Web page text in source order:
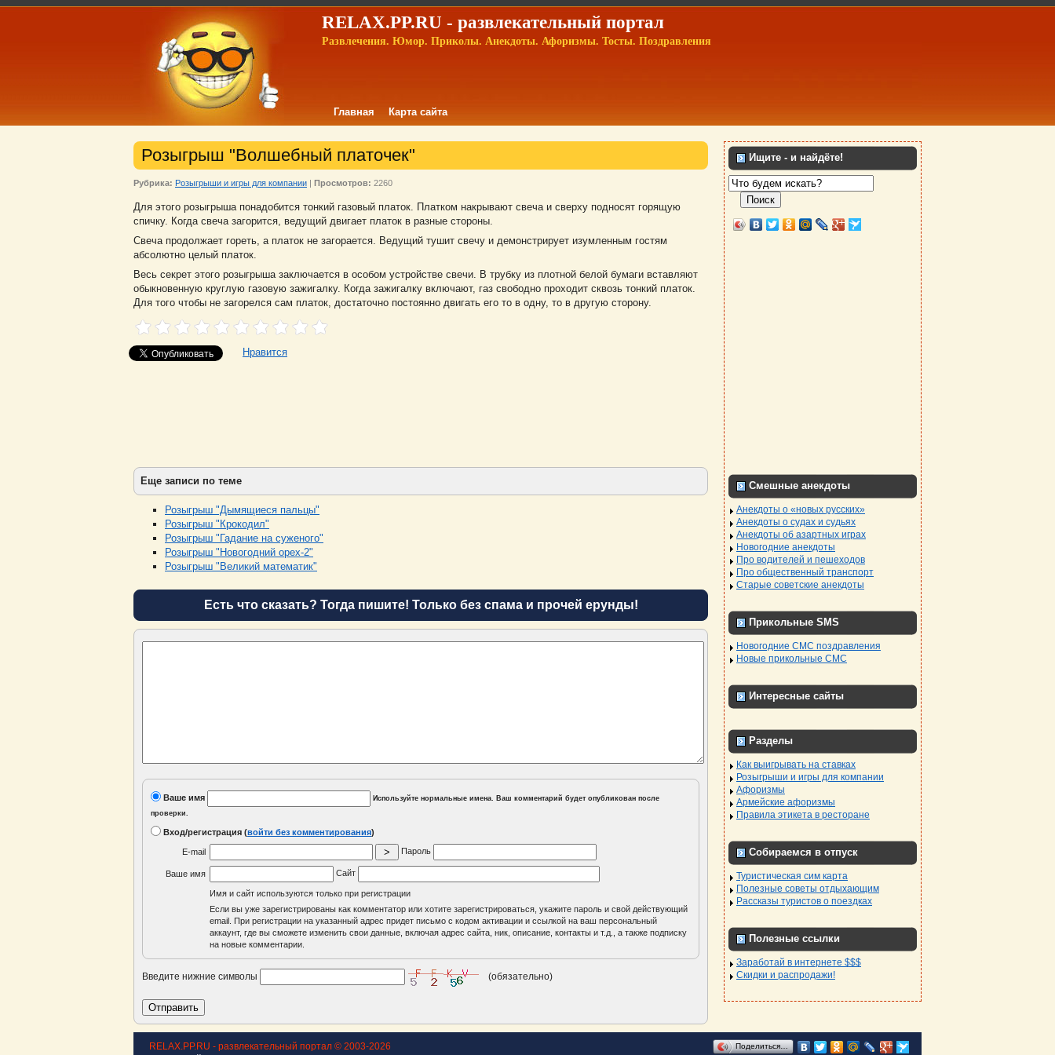
RELAX.PP.RU - развлекательный портал
Развлечения. Юмор. Приколы. Анекдоты. Афоризмы. Тосты. Поздравления
Главная Карта сайта
Розыгрыш "Волшебный платочек"
Рубрика: Розыгрыши и игры для компании | Просмотров: 2260
Для этого розыгрыша понадобится тонкий газовый платок. Платком накрывают свеча и сверху подносят горящую
спичку. Когда свеча загорится, ведущий двигает платок в разные стороны.
Свеча продолжает гореть, а платок не загорается. Ведущий тушит свечу и демонстрирует изумленным гостям
абсолютно целый платок.
Весь секрет этого розыгрыша заключается в особом устройстве свечи. В трубку из плотной белой бумаги вставляют
обыкновенную круглую газовую зажигалку. Когда зажигалку включают, газ свободно проходит сквозь тонкий платок.
Для того чтобы не загорелся сам платок, достаточно постоянно двигать его то в одну, то в другую сторону.
Нравится
Еще записи по теме
Розыгрыш "Дымящиеся пальцы"
Розыгрыш "Крокодил"
Розыгрыш "Гадание на суженого"
Розыгрыш "Новогодний орех-2"
Розыгрыш "Великий математик"
Есть что сказать? Тогда пишите! Только без спама и прочей ерунды!
Ваше имя
Используйте нормальные имена. Ваш комментарий будет опубликован после
проверки.
Вход/регистрация (войти без комментирования)
E-mail Пароль
Ваше имя Сайт
Имя и сайт используются только при регистрации
Если вы уже зарегистрированы как комментатор или хотите зарегистрироваться, укажите пароль и свой действующий
email. При регистрации на указанный адрес придет письмо с кодом активации и ссылкой на ваш персональный
аккаунт, где вы сможете изменить свои данные, включая адрес сайта, ник, описание, контакты и т.д., а также подписку
на новые комментарии.
Введите нижние символы (обязательно)
Ищите - и найдёте!
Поиск
Смешные анекдоты
Анекдоты о «новых русских»
Анекдоты о судах и судьях
Анекдоты об азартных играх
Новогодние анекдоты
Про водителей и пешеходов
Про общественный транспорт
Старые советские анекдоты
Прикольные SMS
Новогодние СМС поздравления
Новые прикольные СМС
Интересные сайты
Разделы
Как выигрывать на ставках
Розыгрыши и игры для компании
Афоризмы
Армейские афоризмы
Правила этикета в ресторане
Собираемся в отпуск
Туристическая сим карта
Полезные советы отдыхающим
Рассказы туристов о поездках
Полезные ссылки
Заработай в интернете $$$
Скидки и распродажи!
Поделиться…
RELAX.PP.RU - развлекательный портал © 2003-2026